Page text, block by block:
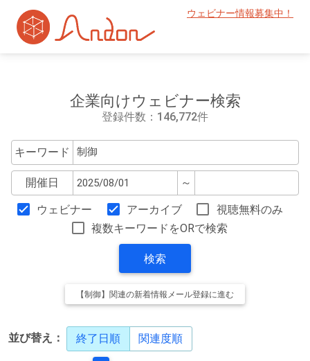
ウェビナー情報募集中！
企業向けウェビナー検索
登録件数：146,772件
キーワード
開催日 ～
ウェビナー アーカイブ
視聴無料のみ
複数キーワードをORで検索
検索
【制御】関連の新着情報メール登録に進む
並び替え： 終了日順 関連度順